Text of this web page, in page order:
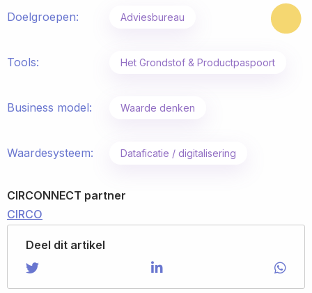
Doelgroepen: Adviesbureau
Tools: Het Grondstof & Productpaspoort
Business model: Waarde denken
Waardesysteem: Dataficatie / digitalisering
CIRCONNECT partner
CIRCO
Deel dit artikel
Share on Twitter
Share
on
Share on LinkedIn
Share
on
via